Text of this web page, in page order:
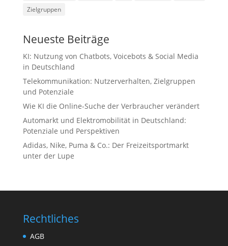
Zielgruppen
Neueste Beiträge
KI: Nutzung von Chatbots, Voicebots & Social Media
in Deutschland
Telekommunikation: Nutzerverhalten, Zielgruppen
und Potenziale
Wie KI die Online-Suche der Verbraucher verändert
Automarkt und Elektromobilität in Deutschland:
Potenziale und Perspektiven
Adidas, Nike, Puma & Co.: Der Freizeitsportmarkt
unter der Lupe
Rechtliches
AGB